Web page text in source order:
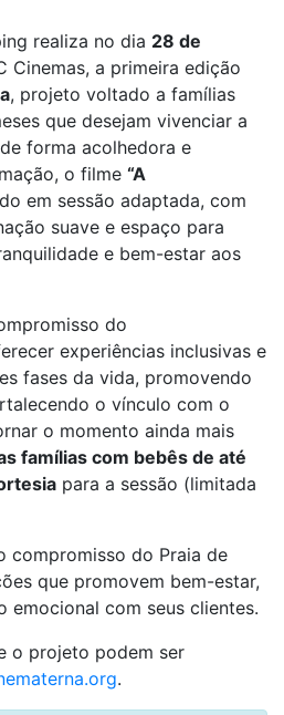
realiza no dia 28 de
Cinemas, a primeira edição
, projeto voltado a famílias
que desejam vivenciar a
forma acolhedora e
o filme “A
em sessão adaptada, com
suave e espaço para
e bem-estar aos
do
experiências inclusivas e
fases da vida, promovendo
o vínculo com o
o momento ainda mais
famílias com bebês de até
para a sessão (limitada
compromisso do Praia de
que promovem bem-estar,
emocional com seus clientes.
o projeto podem ser
.